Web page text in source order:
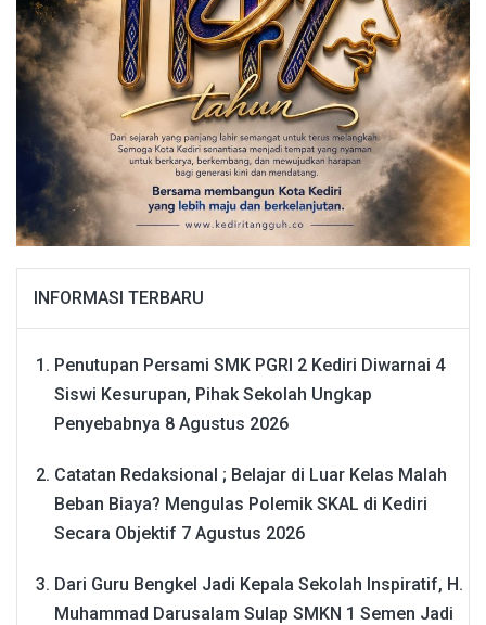
INFORMASI TERBARU
Penutupan Persami SMK PGRI 2 Kediri Diwarnai 4
Siswi Kesurupan, Pihak Sekolah Ungkap
Penyebabnya 8 Agustus 2026
Catatan Redaksional ; Belajar di Luar Kelas Malah
Beban Biaya? Mengulas Polemik SKAL di Kediri
Secara Objektif 7 Agustus 2026
Dari Guru Bengkel Jadi Kepala Sekolah Inspiratif, H.
Muhammad Darusalam Sulap SMKN 1 Semen Jadi